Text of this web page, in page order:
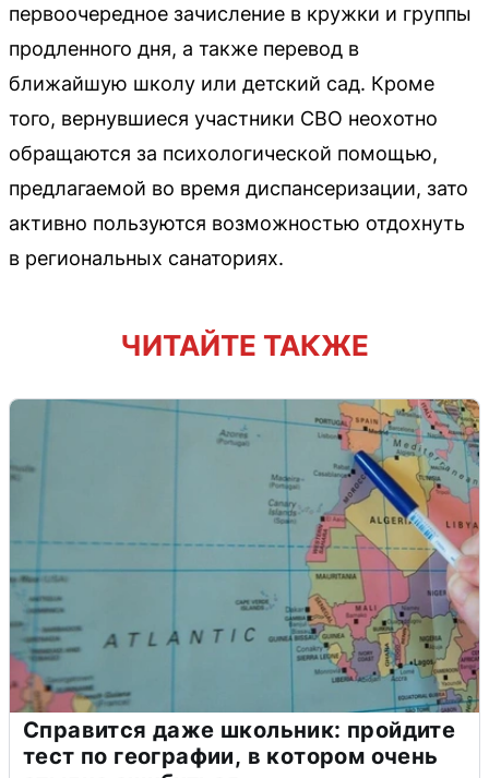
первоочередное зачисление в кружки и группы
продленного дня, а также перевод в
ближайшую школу или детский сад. Кроме
того, вернувшиеся участники СВО неохотно
обращаются за психологической помощью,
предлагаемой во время диспансеризации, зато
активно пользуются возможностью отдохнуть
в региональных санаториях.
ЧИТАЙТЕ ТАКЖЕ
Справится даже школьник: пройдите
тест по географии, в котором очень